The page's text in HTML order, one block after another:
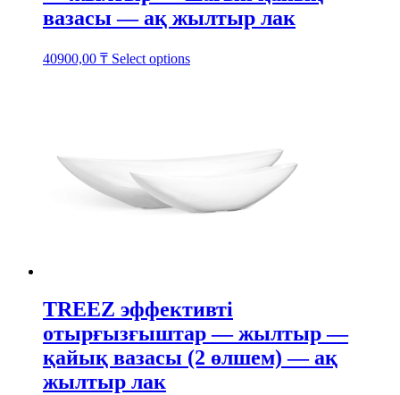
вазасы — ақ жылтыр лак
40900,00 ₸ Select options
on
TREEZ эффективті
отырғызғыштар — жылтыр —
қайық вазасы (2 өлшем) — ақ
жылтыр лак